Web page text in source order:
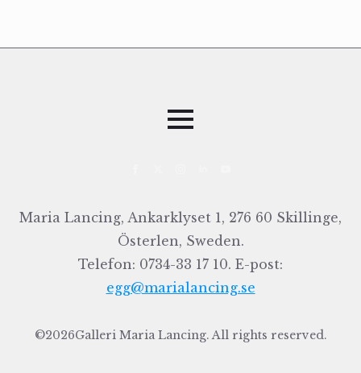
Maria Lancing, Ankarklyset 1, 276 60 Skillinge,
Österlen, Sweden.
Telefon: 0734-33 17 10. E-post:
egg@marialancing.se
©2026Galleri Maria Lancing. All rights reserved.